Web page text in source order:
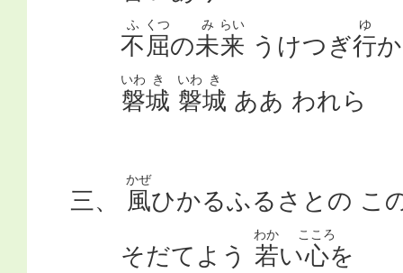
不
ふ
屈
くつ
の未
み
来
らい
うけつぎ行
ゆ
磐
いわ
城
き
磐
いわ
城
き
ああ われら
三、 風
かぜ
ひかるふるさとの こ
そだてよう 若
わか
い心
こころ
を